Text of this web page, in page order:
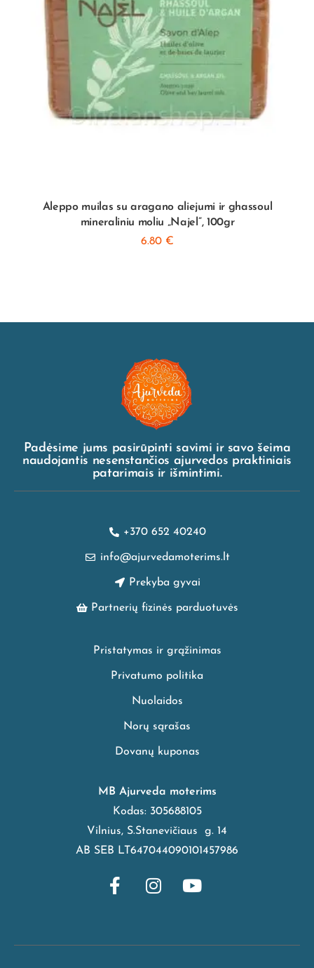
Aleppo muilas su aragano aliejumi ir ghassoul
mineraliniu moliu „Najel”, 100gr
6.80 €
Padėsime jums pasirūpinti savimi ir savo šeima
naudojantis nesenstančios ajurvedos praktiniais
patarimais ir išmintimi.
+370 652 40240
info@ajurvedamoterims.lt
Prekyba gyvai
Partnerių fizinės parduotuvės
Pristatymas ir grąžinimas
Privatumo politika
Nuolaidos
Norų sąrašas
Dovanų kuponas
MB Ajurveda moterims
Kodas: 305688105
Vilnius, S.Stanevičiaus g. 14
AB SEB LT647044090101457986